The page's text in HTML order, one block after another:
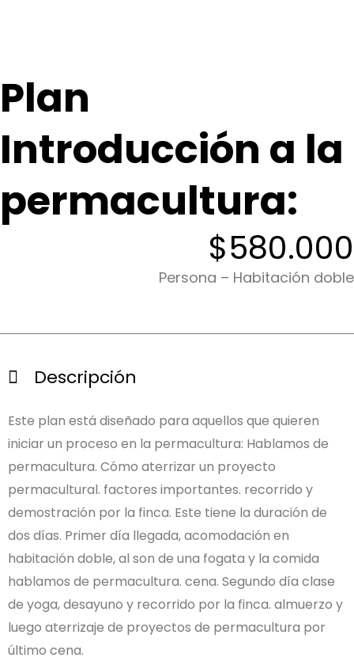
Plan
Introducción a la
permacultura:
$580.000
Persona – Habitación doble
Descripción
Este plan está diseñado para aquellos que quieren
iniciar un proceso en la permacultura: Hablamos de
permacultura. Cómo aterrizar un proyecto
permacultural. factores importantes. recorrido y
demostración por la finca. Este tiene la duración de
dos días. Primer día llegada, acomodación en
habitación doble, al son de una fogata y la comida
hablamos de permacultura. cena. Segundo día clase
de yoga, desayuno y recorrido por la finca. almuerzo y
luego aterrizaje de proyectos de permacultura por
último cena.